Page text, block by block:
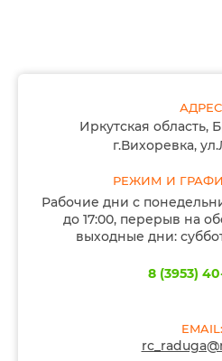
Иркутская область,
г.Вихоревка,
РЕЖИМ И
Рабочие дни с
до 17:00, перерыв на
выходные дни:
8 (3953)
EMAIL: